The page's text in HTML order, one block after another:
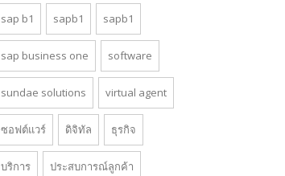
sap b1 sapb1 sapb1
sap business one software
sundae solutions virtual agent
ซอฟต์แวร์ ดิจิทัล ธุรกิจ
บริการ ประสบการณ์ลูกค้า